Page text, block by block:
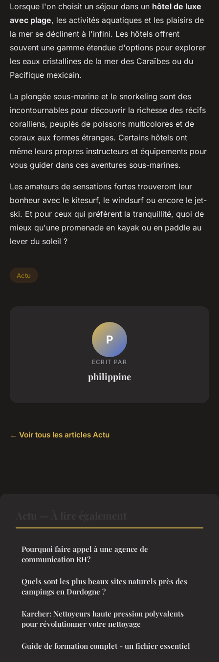
Lorsque l'on choisit un séjour dans un hôtel de luxe
avec plage, les activités aquatiques et les plaisirs de
la mer se déclinent à l'infini. Les hôtels offrent
souvent une gamme étendue d'options pour explorer
les eaux cristallines de la mer des Caraïbes ou du
Pacifique mexicain.
La plongée sous-marine et le snorkeling sont des
incontournables pour découvrir la richesse des récifs
coralliens, peuplés de poissons multicolores et de
coraux aux formes étranges. Certains hôtels ont
même leurs propres instructeurs et équipements pour
vous guider dans ces aventures sous-marines.
Les amateurs de sensations fortes trouveront leur
bonheur avec le kitesurf, le windsurf ou encore le jet-
ski. Et pour ceux qui préfèrent la tranquillité, quoi de
mieux qu'une promenade en kayak ou en paddle au
lever du soleil ?
Actu
P
ECRIT PAR
philippine
← Voir tous les articles Actu
Pourquoi faire appel à une agence de
communication RH?
Quels sont les plus beaux sites naturels près des
campings en Dordogne ?
Karcher: Nettoyeurs haute pression polyvalents
pour révolutionner votre nettoyage
Guide de formation complet - un fichier essentiel